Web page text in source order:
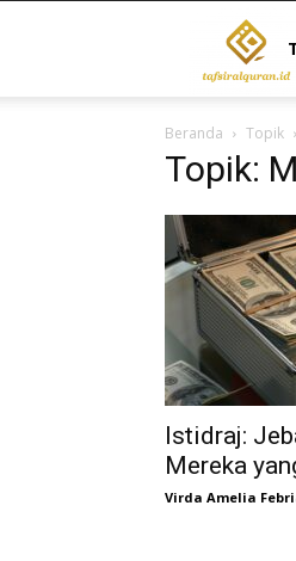
Beranda Topik
Topik:
Istidraj:
Mereka
Virda Amelia